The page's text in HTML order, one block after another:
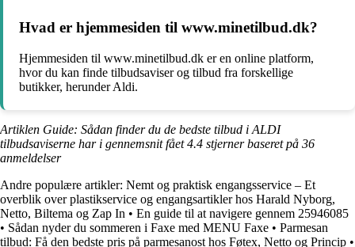
Hvad er hjemmesiden til www.minetilbud.dk?
Hjemmesiden til www.minetilbud.dk er en online platform,
hvor du kan finde tilbudsaviser og tilbud fra forskellige
butikker, herunder Aldi.
Artiklen Guide: Sådan finder du de bedste tilbud i ALDI
tilbudsaviserne har i gennemsnit fået4.4 stjerner baseret på 36
anmeldelser
Andre populære artikler: Nemt og praktisk engangsservice – Et
overblik over plastikservice og engangsartikler hos Harald Nyborg,
Netto, Biltema og Zap In • En guide til at navigere gennem 25946085
• Sådan nyder du sommeren i Faxe med MENU Faxe • Parmesan
tilbud: Få den bedste pris på parmesanost hos Føtex, Netto og Princip •